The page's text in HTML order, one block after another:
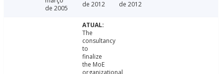
de 2005
de 2012
de 2012
The
consultancy
to
finalize
the MoE